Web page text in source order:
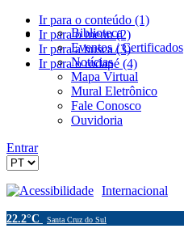
Ir para o conteúdo (1)
Ir para o menu (2)
Ir para a busca (3)
Ir para o rodapé (4)
Biblioteca
Eventos / Certificados
Notícias
Mapa Virtual
Mural Eletrônico
Fale Conosco
Ouvidoria
Entrar
Acessibilidade Internacional
22.2°C Santa Cruz do Sul